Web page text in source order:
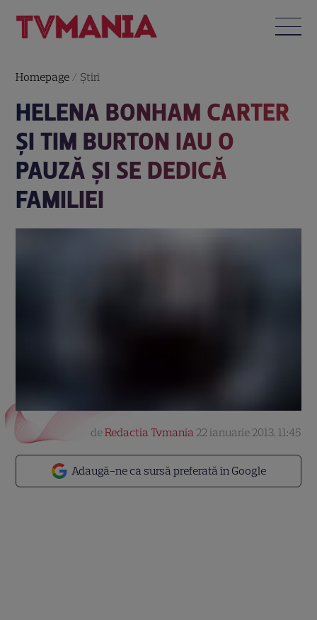
Homepage / Știri
HELENA BONHAM CARTER
ŞI TIM BURTON IAU O
PAUZĂ ŞI SE DEDICĂ
FAMILIEI
Adaugă-ne ca sursă preferată în Google
deRedactia Tvmania 22 ianuarie 2013, 11:45